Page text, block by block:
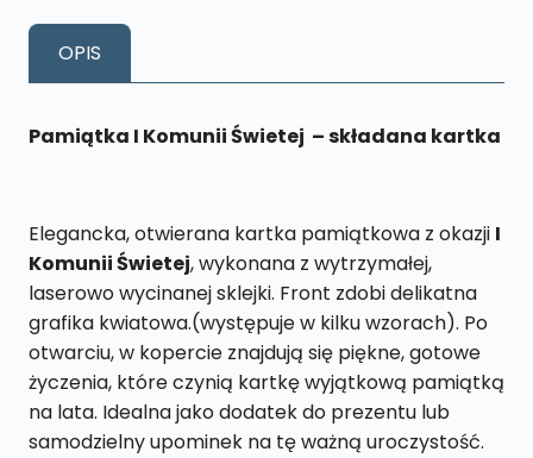
Świetej
kartka
OPIS
Pamiątka I Komunii Świetej – składana kartka
Elegancka, otwierana kartka pamiątkowa z okazji I
Komunii Świetej, wykonana z wytrzymałej,
laserowo wycinanej sklejki. Front zdobi delikatna
grafika kwiatowa.(występuje w kilku wzorach). Po
otwarciu, w kopercie znajdują się piękne, gotowe
życzenia, które czynią kartkę wyjątkową pamiątką
na lata. Idealna jako dodatek do prezentu lub
samodzielny upominek na tę ważną uroczystość.